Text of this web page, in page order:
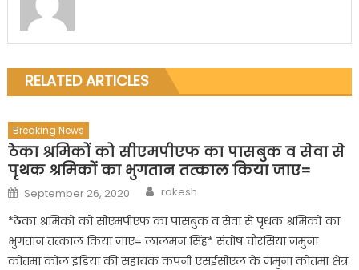
RELATED ARTICLES
Breaking News
ठेका श्रमिकों को सीएमपीएफ का पासबुक व सेवा से
पृथक श्रमिकों का भुगतान तत्काल किया जाए=
Posted
on
September 26, 2020 Author
rakesh
*ठेका श्रमिकों को सीएमपीएफ का पासबुक व सेवा से पृथक श्रमिकों का
भुगतान तत्काल किया जाए= लालमन सिंह* संतोष चौरसिया जमुना
कोतमा कोल इंडिया की सहायक कंपनी एसईसीएल के जमुना कोतमा क्षेत्र